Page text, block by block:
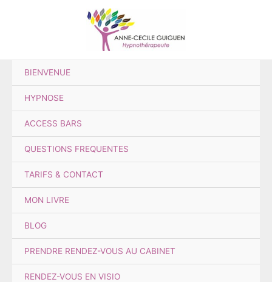
BIENVENUE
HYPNOSE
ACCESS BARS
QUESTIONS FREQUENTES
TARIFS & CONTACT
MON LIVRE
BLOG
PRENDRE RENDEZ-VOUS AU CABINET
RENDEZ-VOUS EN VISIO